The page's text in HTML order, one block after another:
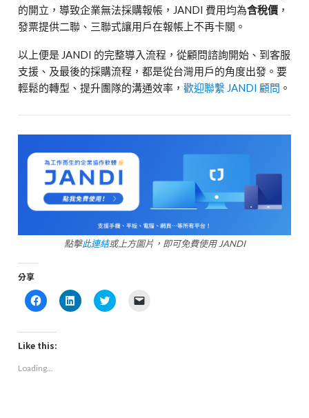
的開立，導致企業無法採購報帳，JANDI 費用均為含稅價 ，
發票提供二聯、三聯式讓用戶在報帳上不再卡關。
以上便是 JANDI 的完整導入流程，從顧問諮詢開始、到客服
支援、及最後的採購流程，都是從台灣用戶的角度出發。要
輕鬆的轉型、提升團隊的溝通效率，歡迎聯繫 JANDI 顧問 。
點擊此連結或上方圖片，即可免費使用 JANDI
分享
Click
to
Facebook
(Opens
in
window)
Click
to
Click
to
Like this:
Loading...